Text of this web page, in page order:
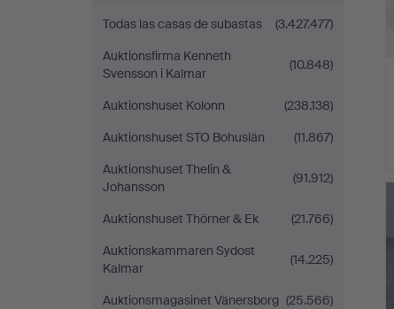
Todas las casas de subastas
(3.427.477)
Auktionsfirma Kenneth
Svensson i Kalmar
(10.848)
Auktionshuset Kolonn
(238.138)
Auktionshuset STO Bohuslän
(11.867)
Auktionshuset Thelin &
Johansson
(91.912)
Auktionshuset Thörner & Ek
(21.766)
Auktionskammaren Sydost
Kalmar
(14.225)
Auktionsmagasinet Vänersborg (25.566)